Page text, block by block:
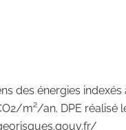
des énergies
m²/an. DPE réalisé